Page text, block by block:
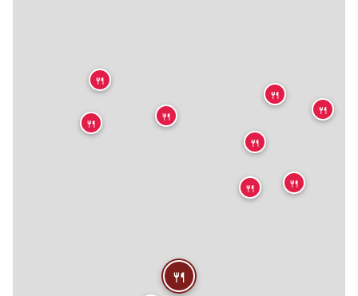
🍴 🍴
🍴
🍴
🍴
🍴
🍴
🍴
🍴